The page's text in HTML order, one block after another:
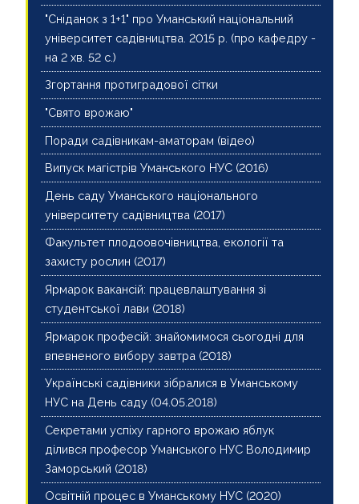
"Сніданок з 1+1" про Уманський національний
університет садівництва. 2015 р. (про кафедру -
на 2 хв. 52 с.)
Згортання протиградової сітки
"Свято врожаю"
Поради садівникам-аматорам (відео)
Випуск магістрів Уманського НУС (2016)
День саду Уманського національного
університету садівництва (2017)
Факультет плодоовочівництва, екології та
захисту рослин (2017)
Ярмарок вакансій: працевлаштування зі
студентської лави (2018)
Ярмарок професій: знайомимося сьогодні для
впевненого вибору завтра (2018)
Українські садівники зібралися в Уманському
НУС на День саду (04.05.2018)
Секретами успіху гарного врожаю яблук
ділився професор Уманського НУС Володимир
Заморський (2018)
Освітній процес в Уманському НУС (2020)